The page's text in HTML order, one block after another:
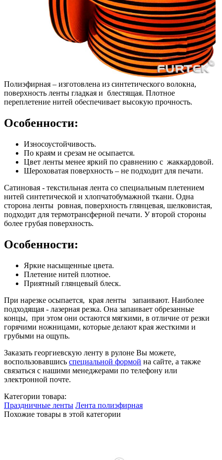
Полиэфирная – изготовлена из синтетического волокна,
поверхность ленты гладкая и блестящая. Плотное
переплетение нитей обеспечивает высокую прочность.
Особенности:
Износоустойчивость.
По краям и срезам не осыпается.
Цвет ленты менее яркий по сравнению с жаккардовой.
Шероховатая поверхность – не подходит для печати.
Сатиновая - текстильная лента со специальным плетением
нитей синтетической и хлопчатобумажной ткани. Одна
сторона ленты ровная, поверхность глянцевая, шелковистая,
подходит для термотрансферной печати. У второй стороны
более грубая поверхность.
Особенности:
Яркие насыщенные цвета.
Плетение нитей плотное.
Приятный глянцевый блеск.
При нарезке осыпается, края ленты запаивают. Наиболее
подходящая - лазерная резка. Она запаивает обрезанные
концы, при этом они остаются мягкими, в отличие от резки
горячими ножницами, которые делают края жесткими и
грубыми на ощупь.
Заказать георгиевскую ленту в рулоне Вы можете,
воспользовавшись специальной формой на сайте, а также
связаться с нашими менеджерами по телефону или
электронной почте.
Категории товара:
Праздничные ленты Лента полиэфирная
Похожие товары в этой категории